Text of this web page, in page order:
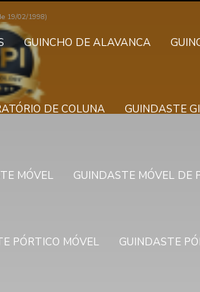
GUINCHO DE ALAVANCA
DE COLUNA GUINDASTE
MÓVEL GUINDASTE MÓVEL DE
PÓRTICO MÓVEL GUINDASTE
19/02/1998)